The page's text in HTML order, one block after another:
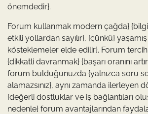
önemdedir}.
Forum kullanmak modern çağda}
etkili yollardan sayılır}, {çünkü}
kösteklemeler elde edilir}. Forum tercih
{dikkatli davranmak} {başarı oranını
forum bulduğunuzda {yalnızca soru
alamazsınız}, aynı zamanda ilerleyen
{değerli dostluklar ve iş bağlantıları
nedenle} forum avantajlarından